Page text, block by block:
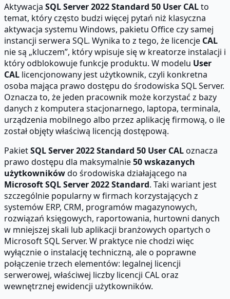
Aktywacja SQL Server 2022 Standard 50 User CALto
temat, który często budzi więcej pytań niż klasyczna
aktywacja systemu Windows, pakietu Office czy samej
instancji serwera SQL. Wynika to z tego, że licencje CAL
nie są „kluczem”, który wpisuje się w kreatorze instalacji i
który odblokowuje funkcje produktu. W modelu User
CAL licencjonowany jest użytkownik, czyli konkretna
osoba mająca prawo dostępu do środowiska SQL Server.
Oznacza to, że jeden pracownik może korzystać z bazy
danych z komputera stacjonarnego, laptopa, terminala,
urządzenia mobilnego albo przez aplikację firmową, o ile
został objęty właściwą licencją dostępową.
PakietSQL Server 2022 Standard 50 User CALoznacza
prawo dostępu dla maksymalnie50 wskazanych
użytkownikówdo środowiska działającego na
Microsoft SQL Server 2022 Standard. Taki wariant jest
szczególnie popularny w firmach korzystających z
systemów ERP, CRM, programów magazynowych,
rozwiązań księgowych, raportowania, hurtowni danych
w mniejszej skali lub aplikacji branżowych opartych o
Microsoft SQL Server. W praktyce nie chodzi więc
wyłącznie o instalację techniczną, ale o poprawne
połączenie trzech elementów: legalnej licencji
serwerowej, właściwej liczby licencji CAL oraz
wewnętrznej ewidencji użytkowników.